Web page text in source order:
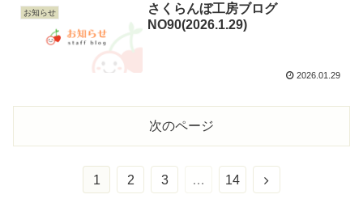
お知らせ
さくらんぼ工房ブログ
NO90(2026.1.29)
2026.01.29
次のページ
1 2 3 … 14